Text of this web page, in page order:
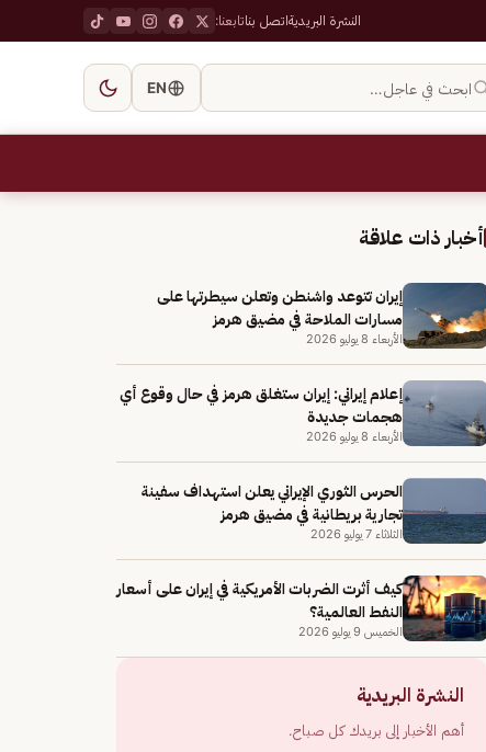
النشرة البريديةاتصل بناتابعنا:
ابحث في عاجل… EN
أخبار ذات علاقة
إيران تتوعد واشنطن وتعلن سيطرتها على
مسارات الملاحة في مضيق هرمز
الأربعاء 8 يوليو 2026
إعلام إيراني: إيران ستغلق هرمز في حال وقوع أي
هجمات جديدة
الأربعاء 8 يوليو 2026
الحرس الثوري الإيراني يعلن استهداف سفينة
تجارية بريطانية في مضيق هرمز
الثلاثاء 7 يوليو 2026
كيف أثرت الضربات الأمريكية في إيران على أسعار
النفط العالمية؟
الخميس 9 يوليو 2026
النشرة البريدية
أهم الأخبار إلى بريدك كل صباح.